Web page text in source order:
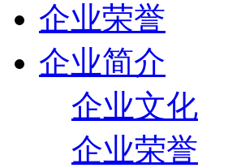
企业荣誉
企业简介
企业文化
企业荣誉